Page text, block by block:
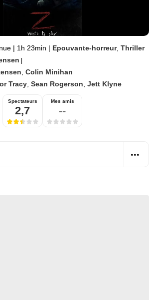
| 1h 23min | Epouvante-horreur, Thriller
Colin Minihan
Tracy Sean Rogerson Jett Klyne
Spectateurs
2,7
Mes amis
--